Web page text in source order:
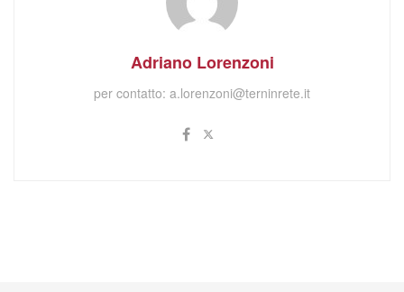
Adriano Lorenzoni
per contatto: a.lorenzoni@terninrete.it